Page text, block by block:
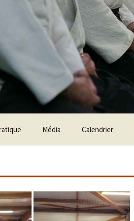
de grade Shodan
de grade Nidan
Média
Vidéos
Calendrier